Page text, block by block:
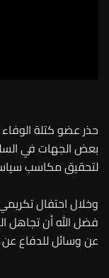
حذر عضو كتلة
بعض الجهات في
لتحقيق مكاسب
وخلال احتفال
فضل الله أن تجاهل
عن وسائل للدفاع